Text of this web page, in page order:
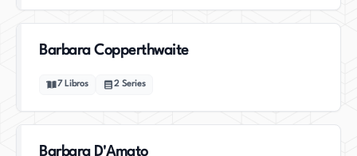
Barbara Copperthwaite
7 Libros 2 Series
Barbara D'Amato